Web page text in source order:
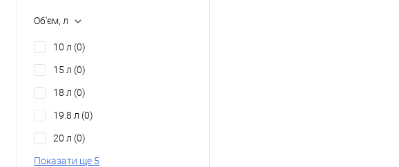
Об'єм, л
10 л (0)
15 л (0)
18 л (0)
19.8 л (0)
20 л (0)
Показати ще 5